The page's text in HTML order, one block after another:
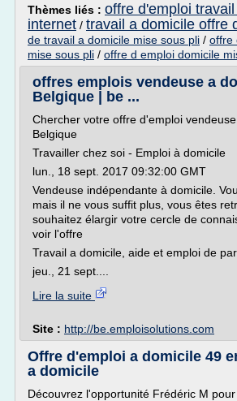
Thèmes liés : offre d'emploi
internet / travail a domicile offre
de travail a domicile mise sous pli / offre
mise sous pli / offre d emploi domicile
offres emplois vendeuse a
Belgique | be ...
Chercher votre offre d'emploi
Belgique
Travailler chez soi - Emploi à domicile
lun., 18 sept. 2017 09:32:00 GMT
Vendeuse indépendante à domicile.
mais il ne vous suffit plus, vous êtes
souhaitez élargir votre cercle de
voir l'offre
Travail a domicile, aide et emploi de
jeu., 21 sept....
Lire la suite
Site : http://be.emploisolutions.com
Offre d'emploi a domicile 49
a domicile
Découvrez l'opportunité Frédéric M